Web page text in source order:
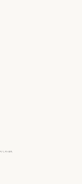
しています。